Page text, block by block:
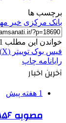
برچسب ها
بانک مرکزی خبر
خواندن این مطلب 1 دقیقه زمان میبرد
فیس بوک توییتر (X)
رایانامه چاپ
آخرین اخبار
1 هفته پیش